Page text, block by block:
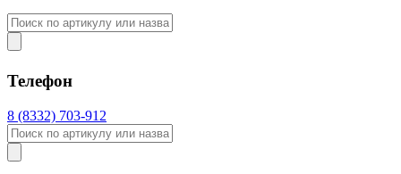
Телефон
8 (8332) 703-912